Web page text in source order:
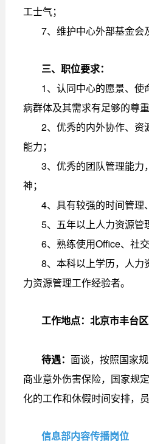
工士气；
7、维护中心外部基金会
三、职位要求：
1、认同中心的愿景、使
病群体及其需求有足够的尊重
2、优秀的内外协作、资
能力；
3、优秀的团队管理能力
神；
4、具有较强的时间管理
5、五年以上人力资源管
6、熟练使用Office、社
8、本科以上学历，人力
力资源管理工作经验者。
工作地点：北京市丰台区
待遇： 面谈，按照国家
商业意外伤害保险，国家规
化的工作和休假时间安排，
信息部内容传播岗位